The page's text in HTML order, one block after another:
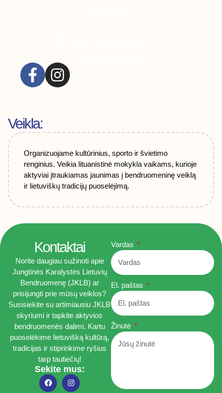
Veikla:
Organizuojame kultūrinius, sporto ir švietimo
renginius. Veikia lituanistinė mokykla vaikams, kurioje
aktyviai įtraukiamas jaunimas į bendruomeninę veiklą
ir lietuviškų tradicijų puoselėjimą.
Kontaktai
Norite daugiau sužinoti apie
Jungtinės Karalystės Lietuvių
Bendruomenę (JKLB) ar
prisijungti prie mūsų veiklos?
Susisiekite su artimiausiu JKLB
skyriumi ir tapkite aktyvios
bendruomenės dalimi. Kartu
puoselėkime lietuvišką kultūrą,
tradicijas ir stiprinkime ryšius
tarp tautiečių!
Sekite mus:
Vardas
El. paštas
Žinutė